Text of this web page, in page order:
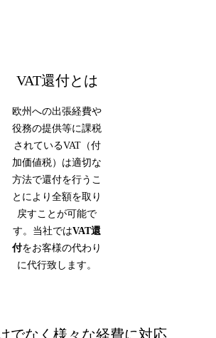
VAT還付とは
欧州への出張経費や
役務の提供等に課税
されているVAT（付
加価値税）は適切な
方法で還付を行うこ
とにより全額を取り
戻すことが可能で
す。当社ではVAT還
付をお客様の代わり
に代行致します。
でなく様々な経費に対応